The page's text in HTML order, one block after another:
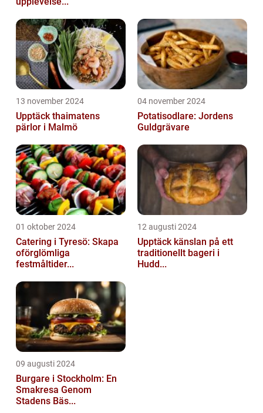
13 november 2024
Upptäck thaimatens
pärlor i Malmö
04 november 2024
Potatisodlare: Jordens
Guldgrävare
01 oktober 2024
Catering i Tyresö: Skapa
oförglömliga
festmåltider...
12 augusti 2024
Upptäck känslan på ett
traditionellt bageri i
Hudd...
09 augusti 2024
Burgare i Stockholm: En
Smakresa Genom
Stadens Bäs...